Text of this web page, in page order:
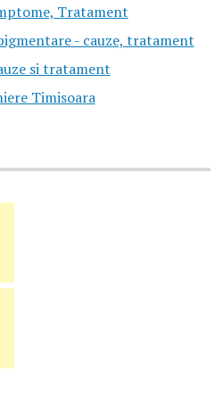
Tratament
- cauze, tratament
si tratament
Timisoara